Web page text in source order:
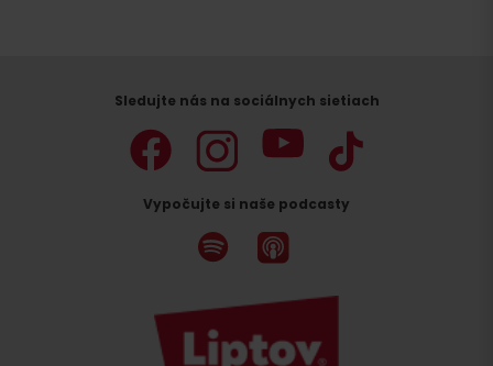
Sledujte nás na sociálnych sietiach
Vypočujte si naše podcasty